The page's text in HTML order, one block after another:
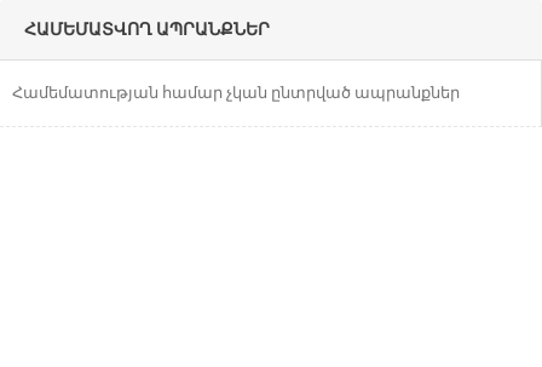
ՀԱՄԵՄԱՏՎՈՂ ԱՊՐԱՆՔՆԵՐ
Համեմատության համար չկան ընտրված ապրանքներ
Համեմատության համար չկան ընտրված
ապրանքներ